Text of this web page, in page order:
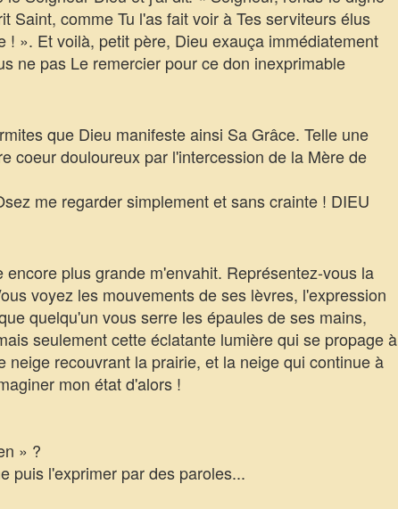
Saint, comme Tu l'as fait voir à Tes serviteurs élus
». Et voilà, petit père, Dieu exauça immédiatement
ne pas Le remercier pour ce don inexprimable
que Dieu manifeste ainsi Sa Grâce. Telle une
coeur douloureux par l'intercession de la Mère de
me regarder simplement et sans crainte ! DIEU
plus grande m'envahit. Représentez-vous la
voyez les mouvements de ses lèvres, l'expression
quelqu'un vous serre les épaules de ses mains,
seulement cette éclatante lumière qui se propage à
recouvrant la prairie, et la neige qui continue à
mon état d'alors !
» ?
l'exprimer par des paroles...